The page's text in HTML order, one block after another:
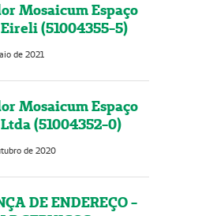
Mosaicum Espaço
(51004355-5)
de 2021
Mosaicum Espaço
(51004352-0)
de 2020
DE ENDEREÇO -